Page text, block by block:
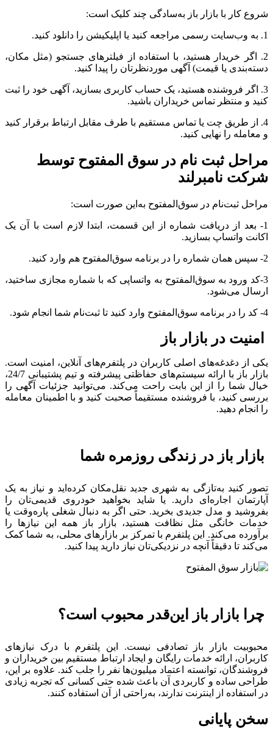
شروع کار با بازار باز به‌سادگی چند کلیک است:
1. به وب‌سایت رسمی مراجعه کنید یا اپلیکیشن را دانلود کنید.
2. اگر خریدار هستید، با استفاده از فیلترهای جستجو (مثل مکان،
دسته‌بندی یا قیمت) آگهی موردنظرتان را پیدا کنید.
3. اگر فروشنده هستید، یک حساب کاربری بسازید، آگهی خود را ثبت
کنید و منتظر تماس خریداران باشید.
4. از طریق چت یا تماس مستقیم با طرف مقابل ارتباط برقرار کنید
و معامله را نهایی کنید.
مراحل ثبت نام در سوق المفتوح توسط
شرکت نامبرلند
مراحل ثبت‌نام در سوق‌المفتوح به‌این صورت است:
1- بعد از دریافت شماره از این قسمت، ابتدا لازم است با آن یک
اکانت واتساپ بسازید.
2- سپس همان شماره را در برنامه سوق‌المفتوح هم وارد کنید.
3-کد ورود به سوق‌المفتوح به واتساپی که با شماره مجازی ساختید،
ارسال می‌شود.
4- کد را در برنامه سوق‌المفتوح وارد کنید تا ثبت‌نام شما انجام شود.
امنیت در بازار باز
یکی از دغدغه‌های اصلی کاربران در پلتفرم‌های آنلاین، امنیت است.
بازار باز با ارائه سیستم‌های حفاظتی پیشرفته و تیم پشتیبانی 24/7،
خیال شما را از این بابت راحت می‌کند. می‌توانید جزئیات آگهی را
بررسی کنید، با فروشنده مستقیماً صحبت کنید و با اطمینان معامله
را انجام دهید.
بازار باز در زندگی روزمره شما
تصور کنید به‌تازگی به شهری جدید نقل‌مکان کرده‌اید و نیاز به یک
آپارتمان اجاره‌ای دارید. یا شاید بخواهید خودروی قدیمی‌تان را
بفروشید و مدل جدیدی بخرید. حتی اگر به دنبال شغلی پاره‌وقت یا
خدمات خانگی مثل نظافت هستید، بازار باز همه این نیازها را
برآورده می‌کند. این پلتفرم با تمرکز بر بازارهای محلی، به شما کمک
می‌کند تا دقیقاً آنچه در نزدیکی‌تان نیاز دارید پیدا کنید.
چرا بازار باز این‌قدر محبوب است؟
محبوبیت بازار باز تصادفی نیست. این پلتفرم با درک نیازهای
کاربران، ارائه خدمات رایگان و ایجاد ارتباط مستقیم بین خریداران و
فروشندگان، توانسته اعتماد میلیون‌ها نفر را جلب کند. علاوه بر این،
طراحی ساده و کاربردی آن باعث شده حتی کسانی که تجربه زیادی
در استفاده از اینترنت ندارند، به‌راحتی از آن استفاده کنند.
سخن پایانی